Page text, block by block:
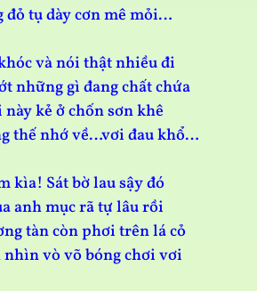
đỏ tụ dày cơn mê mỏi…
và nói thật nhiều đi
những gì đang chất chứa
kẻ ở chốn sơn khê
thế nhớ về…vơi đau khổ…
kìa! Sát bờ lau sậy đó
anh mục rã tự lâu rồi
tàn còn phơi trên lá cỏ
nhìn vò võ bóng chơi vơi